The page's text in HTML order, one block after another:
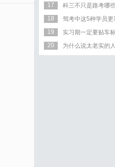
17
科三不只是路考哪
18
驾考中这5种学员更
19
实习期一定要贴车
20
为什么说太老实的